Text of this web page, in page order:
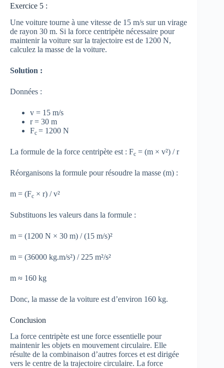
Exercice 5 :
Une voiture tourne à une vitesse de 15 m/s sur un virage
de rayon 30 m. Si la force centripète nécessaire pour
maintenir la voiture sur la trajectoire est de 1200 N,
calculez la masse de la voiture.
Solution :
Données :
v = 15 m/s
r = 30 m
Fc = 1200 N
La formule de la force centripète est : Fc = (m × v²) / r
Réorganisons la formule pour résoudre la masse (m) :
m = (Fc × r) / v²
Substituons les valeurs dans la formule :
m = (1200 N × 30 m) / (15 m/s)²
m = (36000 kg.m/s²) / 225 m²/s²
m ≈ 160 kg
Donc, la masse de la voiture est d’environ 160 kg.
Conclusion
La force centripète est une force essentielle pour
maintenir les objets en mouvement circulaire. Elle
résulte de la combinaison d’autres forces et est dirigée
vers le centre de la trajectoire circulaire. La force